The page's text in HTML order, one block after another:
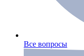
Все вопросы